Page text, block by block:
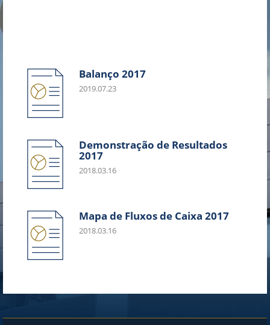
Balanço 2017
2019.07.23
Demonstração de Resultados
2017
2018.03.16
Mapa de Fluxos de Caixa 2017
2018.03.16